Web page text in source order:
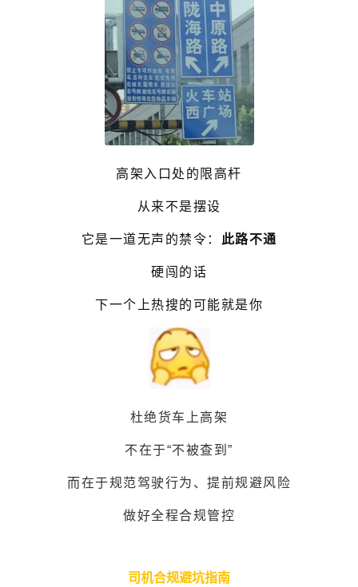
高架入口处的限高杆
从来不是摆设
它是一道无声的禁令： 此路不通
硬闯的话
下一个上热搜的可能就是你
杜绝货车上高架
不在于“不被查到”
而在于规范驾驶行为、提前规避风险
做好全程合规管控
司机合规避坑指南